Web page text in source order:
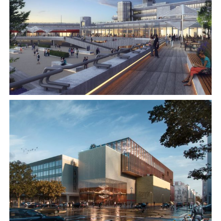
Flughafen Tegel – Nachnutzung Terminal A
Hochschule | Forschung
Komische Oper, Berlin
Kultur | Denkmal